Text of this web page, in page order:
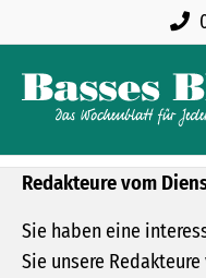
Redakteure vom
Sie haben eine
Sie unsere